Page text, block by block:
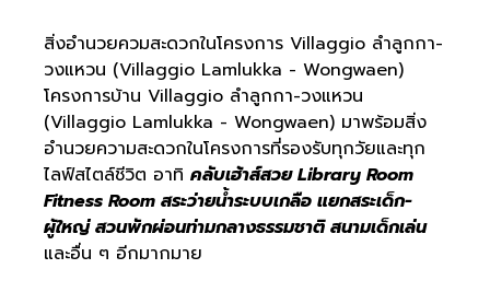
สิ่งอำนวยควมสะดวกในโครงการ Villaggio ลำลูกกา-
วงแหวน (Villaggio Lamlukka - Wongwaen)
โครงการบ้าน Villaggio ลำลูกกา-วงแหวน
(Villaggio Lamlukka - Wongwaen) มาพร้อมสิ่ง
อำนวยความสะดวกในโครงการที่รองรับทุกวัยและทุก
ไลฟ์สไตล์ชีวิต อาทิ คลับเฮ้าส์สวย Library Room
Fitness Room สระว่ายน้ำระบบเกลือ แยกสระเด็ก-
ผู้ใหญ่ สวนพักผ่อนท่ามกลางธรรมชาติ สนามเด็กเล่น
และอื่น ๆ อีกมากมาย